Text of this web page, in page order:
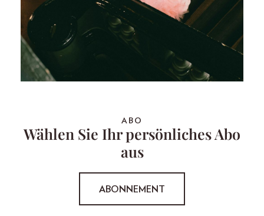
ABO
Wählen Sie Ihr persönliches Abo
aus
ABONNEMENT